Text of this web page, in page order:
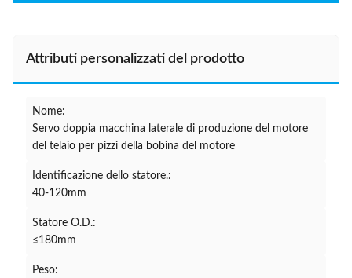
Attributi personalizzati del prodotto
Nome:
Servo doppia macchina laterale di produzione del motore
del telaio per pizzi della bobina del motore
Identificazione dello statore.:
40-120mm
Statore O.D.:
≤180mm
Peso: